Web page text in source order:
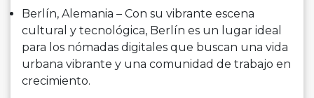
Berlín, Alemania – Con su vibrante escena
cultural y tecnológica, Berlín es un lugar ideal
para los nómadas digitales que buscan una vida
urbana vibrante y una comunidad de trabajo en
crecimiento.